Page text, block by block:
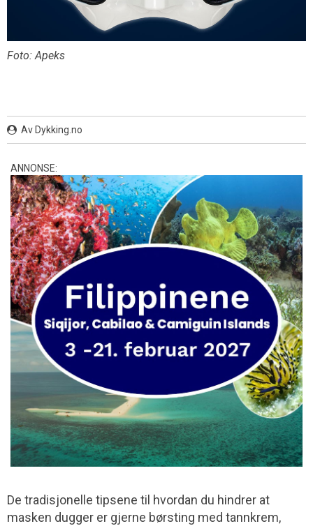
Foto: Apeks
Av Dykking.no
ANNONSE:
De tradisjonelle tipsene til hvordan du hindrer at
masken dugger er gjerne børsting med tannkrem,